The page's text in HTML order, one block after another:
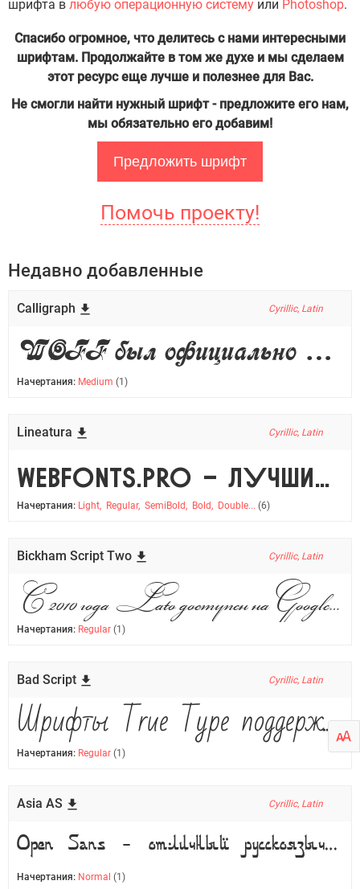
шрифта в любую операционную систему или Photoshop.
Спасибо огромное, что делитесь с нами интересными
шрифтам. Продолжайте в том же духе и мы сделаем
этот ресурс еще лучше и полезнее для Вас.
Не смогли найти нужный шрифт - предложите его нам,
мы обязательно его добавим!
Предложить шрифт
Помочь проекту!
Недавно добавленные
Calligraph Cyrillic, Latin
WOFF был официально добавлен в W3C Fonts Working Group 8-ого апреля, 2010 года.
Начертания: Medium (1)
Lineatura Cyrillic, Latin
Начертания: Light, Regular, SemiBold, Bold, Double... (6)
Bickham Script Two Cyrillic, Latin
С 2010 года Lato доступен на Google Fonts, но к сожалению без поддержки кириллицы.
Начертания: Regular (1)
Bad Script Cyrillic, Latin
Шрифты True Type поддерживаются всеми популярными операционными системами.
Начертания: Regular (1)
Asia AS Cyrillic, Latin
Open Sans - отличный русскоязычный шрифт в 14-ти начертаниях. Очень часто используется в дизайне сайтов.
Начертания: Normal (1)